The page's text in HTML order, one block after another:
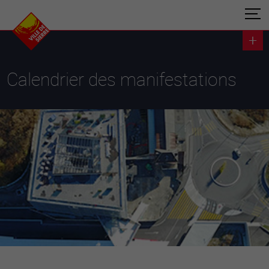
Calendrier des manifestations